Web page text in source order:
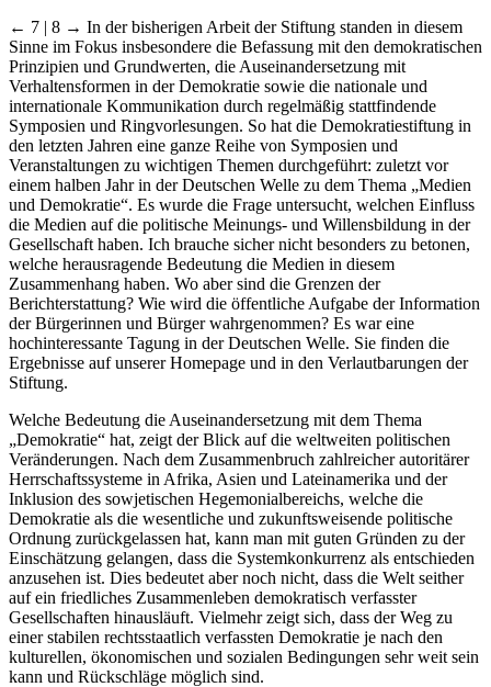
← 7 | 8 → In der bisherigen Arbeit der Stiftung standen in diesem
Sinne im Fokus insbesondere die Befassung mit den demokratischen
Prinzipien und Grundwerten, die Auseinandersetzung mit
Verhaltensformen in der Demokratie sowie die nationale und
internationale Kommunikation durch regelmäßig stattfindende
Symposien und Ringvorlesungen. So hat die Demokratiestiftung in
den letzten Jahren eine ganze Reihe von Symposien und
Veranstaltungen zu wichtigen Themen durchgeführt: zuletzt vor
einem halben Jahr in der Deutschen Welle zu dem Thema „Medien
und Demokratie“. Es wurde die Frage untersucht, welchen Einfluss
die Medien auf die politische Meinungs- und Willensbildung in der
Gesellschaft haben. Ich brauche sicher nicht besonders zu betonen,
welche herausragende Bedeutung die Medien in diesem
Zusammenhang haben. Wo aber sind die Grenzen der
Berichterstattung? Wie wird die öffentliche Aufgabe der Information
der Bürgerinnen und Bürger wahrgenommen? Es war eine
hochinteressante Tagung in der Deutschen Welle. Sie finden die
Ergebnisse auf unserer Homepage und in den Verlautbarungen der
Stiftung.
Welche Bedeutung die Auseinandersetzung mit dem Thema
„Demokratie“ hat, zeigt der Blick auf die weltweiten politischen
Veränderungen. Nach dem Zusammenbruch zahlreicher autoritärer
Herrschaftssysteme in Afrika, Asien und Lateinamerika und der
Inklusion des sowjetischen Hegemonialbereichs, welche die
Demokratie als die wesentliche und zukunftsweisende politische
Ordnung zurückgelassen hat, kann man mit guten Gründen zu der
Einschätzung gelangen, dass die Systemkonkurrenz als entschieden
anzusehen ist. Dies bedeutet aber noch nicht, dass die Welt seither
auf ein friedliches Zusammenleben demokratisch verfasster
Gesellschaften hinausläuft. Vielmehr zeigt sich, dass der Weg zu
einer stabilen rechtsstaatlich verfassten Demokratie je nach den
kulturellen, ökonomischen und sozialen Bedingungen sehr weit sein
kann und Rückschläge möglich sind.